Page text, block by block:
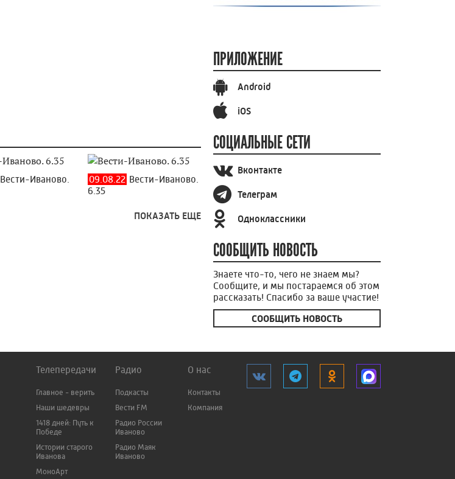
Вести-Иваново.
09.08.22 Вести-Иваново.
6.35
ПОКАЗАТЬ ЕЩЕ
ПРИЛОЖЕНИЕ
Android
iOS
СОЦИАЛЬНЫЕ СЕТИ
Вконтакте
Телеграм
Одноклассники
СООБЩИТЬ НОВОСТЬ
Знаете что-то, чего не знаем мы?
Сообщите, и мы постараемся об этом
рассказать! Спасибо за ваше участие!
СООБЩИТЬ НОВОСТЬ
Телепередачи
Главное - верить
Наши шедевры
1418 дней: Путь к
Победе
Истории старого
Иванова
МоноАрт
Радио
Подкасты
Вести FM
Радио России
Иваново
Радио Маяк
Иваново
О нас
Контакты
Компания